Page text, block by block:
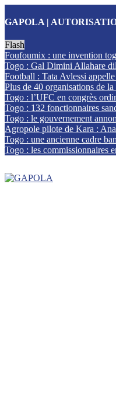
GAPOLA |
Flash
Foufoumix : une invention
Togo : Gal Dimini Allahare
Football : Tata Avlessi
Plus de 40 organisations de
Togo : l’UFC en congrès
Togo : 132 fonctionnaires
Togo : le gouvernement
Agropole pilote de Kara :
Togo : une ancienne cadre
Togo : les commissionnaires